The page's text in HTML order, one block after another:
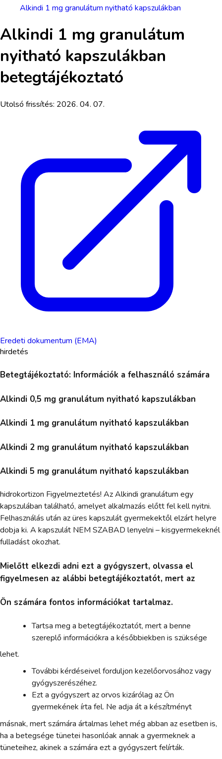
Alkindi 1 mg granulátum nyitható kapszulákban
Alkindi 1 mg granulátum
nyitható kapszulákban
betegtájékoztató
Utolsó frissítés: 2026. 04. 07.
Eredeti dokumentum (EMA)
hirdetés
Betegtájékoztató: Információk a felhasználó számára
Alkindi 0,5 mg granulátum nyitható kapszulákban
Alkindi 1 mg granulátum nyitható kapszulákban
Alkindi 2 mg granulátum nyitható kapszulákban
Alkindi 5 mg granulátum nyitható kapszulákban
hidrokortizon Figyelmeztetés! Az Alkindi granulátum egy
kapszulában található, amelyet alkalmazás előtt fel kell nyitni.
Felhasználás után az üres kapszulát gyermekektől elzárt helyre
dobja ki. A kapszulát NEM SZABAD lenyelni – kisgyermekeknél
fulladást okozhat.
Mielőtt elkezdi adni ezt a gyógyszert, olvassa el
figyelmesen az alábbi betegtájékoztatót, mert az
Ön számára fontos információkat tartalmaz.
Tartsa meg a betegtájékoztatót, mert a benne
szereplő információkra a későbbiekben is szüksége
lehet.
További kérdéseivel forduljon kezelőorvosához vagy
gyógyszerészéhez.
Ezt a gyógyszert az orvos kizárólag az Ön
gyermekének írta fel. Ne adja át a készítményt
másnak, mert számára ártalmas lehet még abban az esetben is,
ha a betegsége tünetei hasonlóak annak a gyermeknek a
tüneteihez, akinek a számára ezt a gyógyszert felírták.